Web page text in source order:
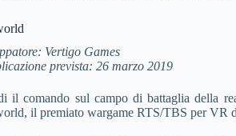
Vertigo Games
prevista: 26 marzo 2019
il comando sul campo di battaglia della
il premiato wargame RTS/TBS per VR